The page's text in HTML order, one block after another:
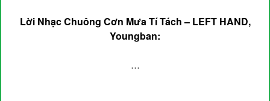
Lời Nhạc Chuông Cơn Mưa Tí Tách – LEFT HAND,
Youngban:
…